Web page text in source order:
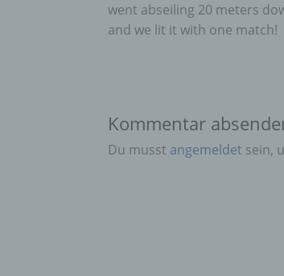
went abseiling 20 meters
and we lit it with one match!
Kommentar
Du musst angemeldet sein,